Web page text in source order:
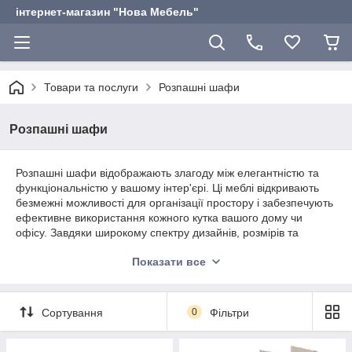
інтернет-магазин "Нова Мебель"
Товари та послуги Розпашні шафи
Розпашні шафи
Розпашні шафи відображають злагоду між елегантністю та
функціональністю у вашому інтер'єрі. Ці меблі відкривають
безмежні можливості для організації простору і забезпечують
ефективне використання кожного кутка вашого дому чи
офісу. Завдяки широкому спектру дизайнів, розмірів та
будь-якого стилю інтер'єру, надаючи приміщенню
просто в інтернет-магазиніНова Мебель.
Функціональність та зручність: Розпашні шафи
дозволяють зручно організувати простір для зберігання
вашого одягу, посуду, книг та інших речей. Вони оснащені
Показати все
Сортування 0 Фільтри